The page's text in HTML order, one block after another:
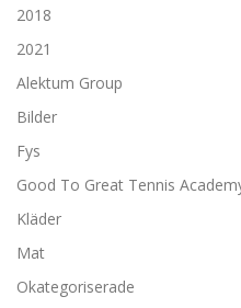
2018
2021
Alektum Group
Bilder
Fys
Good To Great Tennis
Kläder
Mat
Okategoriserade